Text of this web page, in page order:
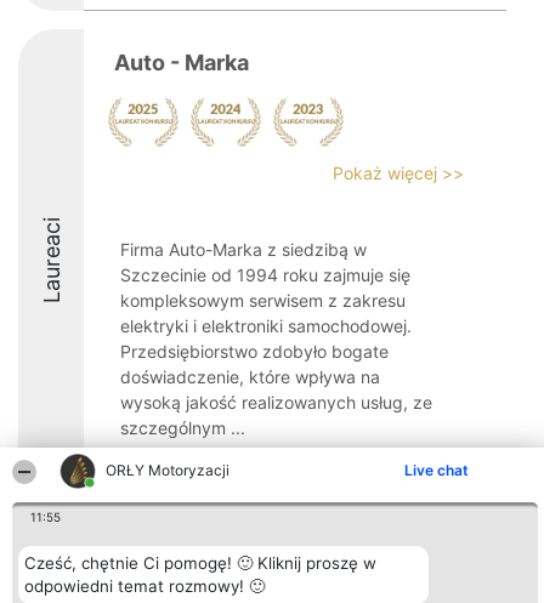
ORŁY Motoryzacji Live chat
11:55
Cześć, chętnie Ci pomogę! 🙂 Kliknij proszę w
odpowiedni temat rozmowy! 🙂
Laureaci
Auto - Marka
Pokaż więcej >>
Firma Auto-Marka z siedzibą w
Szczecinie od 1994 roku zajmuje się
kompleksowym serwisem z zakresu
elektryki i elektroniki samochodowej.
Przedsiębiorstwo zdobyło bogate
doświadczenie, które wpływa na
wysoką jakość realizowanych usług, ze
szczególnym ...
Organizator plebiscytu
Bright Side Solutions sp. z o.
o. sp. k.
Plebiscyt
Laureaci
Lista
Kontakt